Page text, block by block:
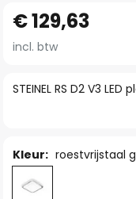
naar
het
van
STEINEL RS D2 V3
€ 129,63
incl. btw
Kleur: roestvrijstaal